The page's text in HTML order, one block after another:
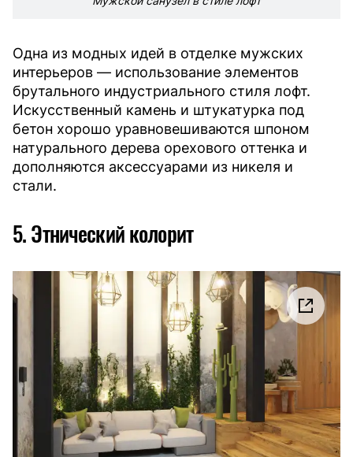
Одна из модных идей в отделке мужских
интерьеров — использование элементов
брутального индустриального стиля лофт.
Искусственный камень и штукатурка под
бетон хорошо уравновешиваются шпоном
натурального дерева орехового оттенка и
дополняются аксессуарами из никеля и
стали.
5. Этнический колорит